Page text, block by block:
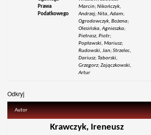
Prawa
Podatkowego
Marcin; Nikończyk,
Andrzej; Nita, Adam;
Ogrodowczyk, Bożena;
Olesińska, Agnieszka;
Pietrasz, Piotr;
Popławski, Mariusz;
Rudowski, Jan; Strzelec,
Dariusz; Taborski,
Grzegorz; Zajączkowski,
Artur
Odkryj
Autor
Krawczyk, Ireneusz